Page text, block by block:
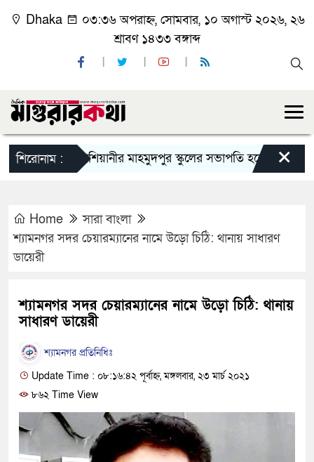
Dhaka
০৩:৩৬ অপরাহ্ন, সোমবার, ১০ অগাস্ট ২০২৬, ২৬
শ্রাবণ ১৪৩৩ বঙ্গাব্দ
শিরোনাম :কাশিয়ানীর মাহমুদপুর স্কুলের সভাপতি হলেন গোবিন্দ×
Home
সারা বাংলা
শ্যামনগর সদর চেয়ারম্যানের নামে উড়ো চিঠি: থানায় সাধারণ
ডায়েরী
শ্যামনগর সদর চেয়ারম্যানের নামে উড়ো চিঠি: থানায়
সাধারণ ডায়েরী
শ্যামনগর প্রতিনিধিঃ
Update Time : ০৮:১৬:৪২ পূর্বাহ্ন, মঙ্গলবার, ২৩ মার্চ ২০২১
৮৬২ Time View